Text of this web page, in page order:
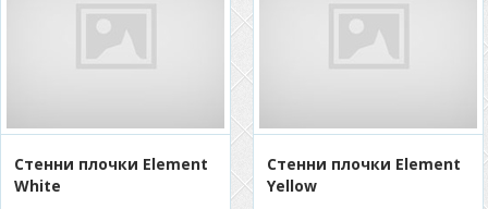
Стенни плочки Element
White
Стенни плочки Element
Yellow